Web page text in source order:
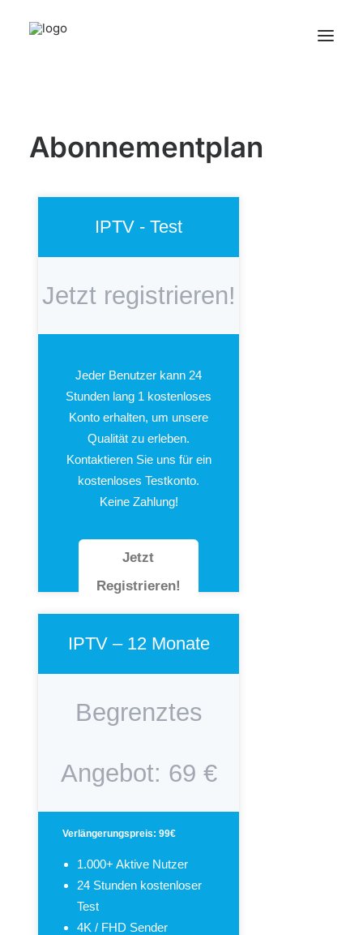
Abonnementplan
IPTV - Test
Jetzt registrieren!
Jeder Benutzer kann 24
Stunden lang 1 kostenloses
Konto erhalten, um unsere
Qualität zu erleben.
Kontaktieren Sie uns für ein
kostenloses Testkonto.
Keine Zahlung!
Jetzt
Registrieren!
IPTV – 12 Monate
Begrenztes
Angebot: 69 €
Verlängerungspreis: 99€
1.000+ Aktive Nutzer
24 Stunden kostenloser
Test
4K / FHD Sender